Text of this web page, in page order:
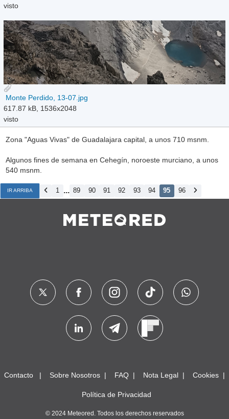
visto
Monte Perdido, 13-07.jpg
617.87 kB, 1536x2048
visto
Zona "Aguas Vivas" de Guadalajara capital, a unos 710 msnm.
Algunos fines de semana en Cehegín, noroeste murciano, a unos
540 msnm.
IR ARRIBA 1 ... 89 90 91 92 93 94 95 96
Contacto Sobre Nosotros FAQ Nota Legal Cookies
Política de Privacidad
© 2024 Meteored. Todos los derechos reservados